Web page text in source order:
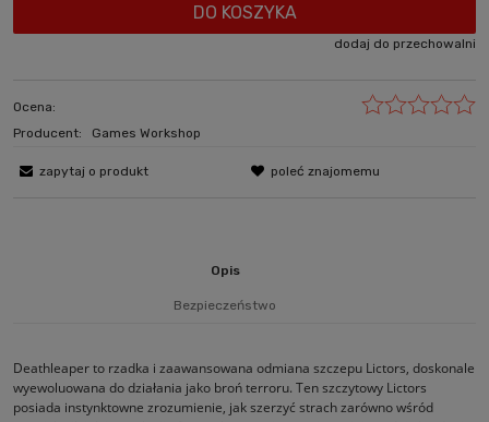
DO KOSZYKA
dodaj do przechowalni
Ocena:
Producent:
Games Workshop
zapytaj o produkt poleć znajomemu
Opis
Bezpieczeństwo
Deathleaper to rzadka i zaawansowana odmiana szczepu Lictors, doskonale
wyewoluowana do działania jako broń terroru. Ten szczytowy Lictors
posiada instynktowne zrozumienie, jak szerzyć strach zarówno wśród